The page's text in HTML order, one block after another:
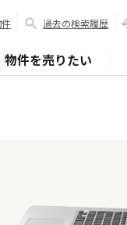
過去の検索履歴
物件を売りたい